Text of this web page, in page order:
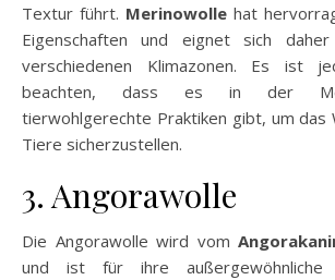
Textur führt. Merinowolle hat
Eigenschaften und eignet sich
verschiedenen Klimazonen. Es ist
beachten, dass es in der
tierwohlgerechte Praktiken gibt, um das
Tiere sicherzustellen.
3. Angorawolle
Die Angorawolle wird vom
und ist für ihre außergewöhnliche